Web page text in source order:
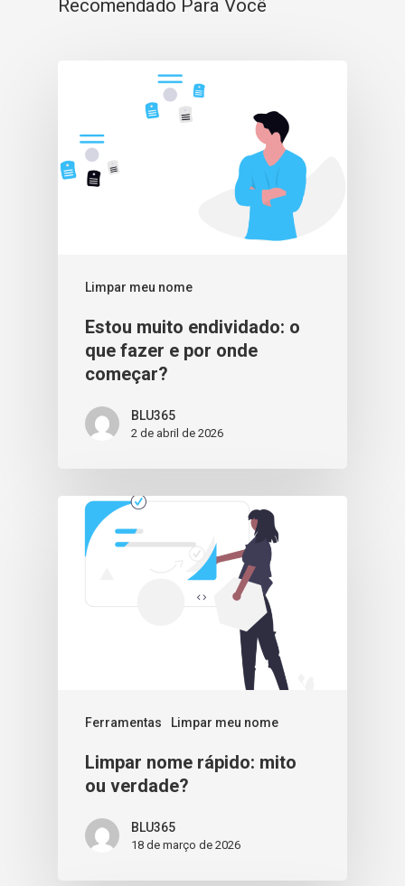
Recomendado Para Você
Limpar meu nome
Estou muito endividado: o
que fazer e por onde
começar?
BLU365
2 de abril de 2026
Ferramentas Limpar meu nome
Limpar nome rápido: mito
ou verdade?
BLU365
18 de março de 2026